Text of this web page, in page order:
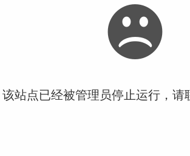
站点已经被管理员停止运行，请